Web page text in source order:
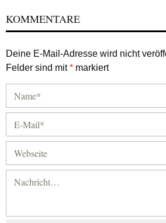
KOMMENTARE
Deine E-Mail-Adresse wird nicht
Felder sind mit* markiert